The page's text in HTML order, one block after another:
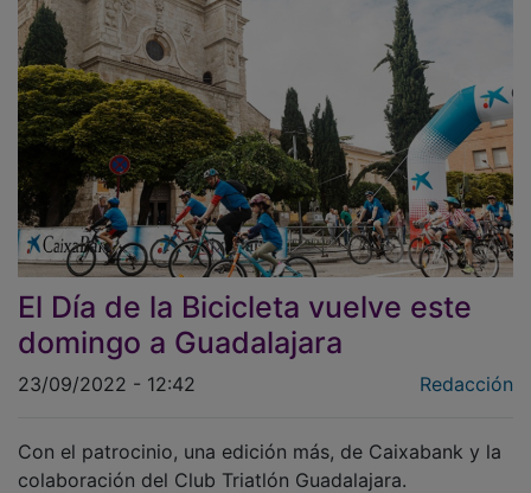
El Día de la Bicicleta vuelve este
domingo a Guadalajara
23/09/2022 - 12:42 Redacción
Con el patrocinio, una edición más, de Caixabank y la
colaboración del Club Triatlón Guadalajara.